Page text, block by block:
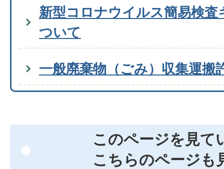
新型コロナウイルス簡易検
ついて
一般廃棄物（ごみ）収集運搬
このページを見て
こちらのページも